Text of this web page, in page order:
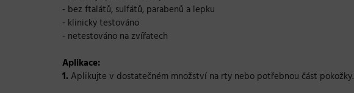
- bez ftalátů, sulfátů, parabenů a lepku
- klinicky testováno
- netestováno na zvířatech
Aplikace:
1. Aplikujte v dostatečném množství na rty nebo potřebnou část pokožky.